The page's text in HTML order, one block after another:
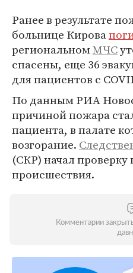
Ранее в результате
больнице Кирова
региональномМЧС
спасены, еще 36
для пациентов с
По данным РИА
причиной пожара
пациента, в палате
возгорание.
(СКР) начал проверку
происшествия.
Комментарии